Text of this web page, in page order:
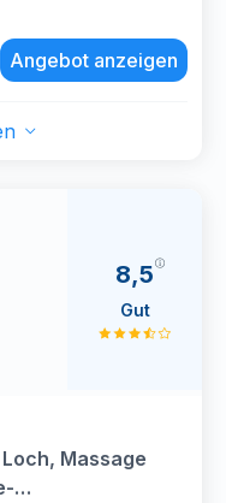
Zuhause Party
Angebot anzeigen
Massage
8,5
Gut